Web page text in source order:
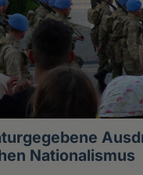
Nationalismus